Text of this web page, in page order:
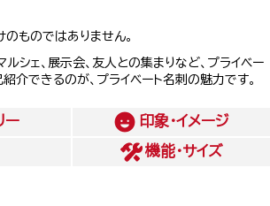
ものではありません。
ルシェ、展示会、友人との集まりなど、プライベー
介できるのが、プライベート名刺の魅力です。
ー
印象・イメージ
機能・サイズ